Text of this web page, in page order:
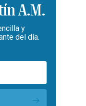
A.M.
y
del día.